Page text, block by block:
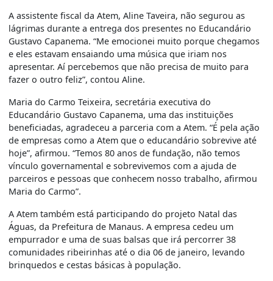
A assistente fiscal da Atem, Aline Taveira, não segurou as
lágrimas durante a entrega dos presentes no Educandário
Gustavo Capanema. “Me emocionei muito porque chegamos
e eles estavam ensaiando uma música que iriam nos
apresentar. Aí percebemos que não precisa de muito para
fazer o outro feliz”, contou Aline.
Maria do Carmo Teixeira, secretária executiva do
Educandário Gustavo Capanema, uma das instituições
beneficiadas, agradeceu a parceria com a Atem. “É pela ação
de empresas como a Atem que o educandário sobrevive até
hoje”, afirmou. “Temos 80 anos de fundação, não temos
vínculo governamental e sobrevivemos com a ajuda de
parceiros e pessoas que conhecem nosso trabalho, afirmou
Maria do Carmo”.
A Atem também está participando do projeto Natal das
Águas, da Prefeitura de Manaus. A empresa cedeu um
empurrador e uma de suas balsas que irá percorrer 38
comunidades ribeirinhas até o dia 06 de janeiro, levando
brinquedos e cestas básicas à população.